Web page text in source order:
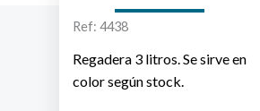
Ref: 4438
Regadera 3 litros. Se sirve en
color según stock.